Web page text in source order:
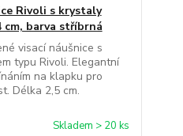
Rivoli s krystaly
cm, barva stříbrná
visací náušnice s
typu Rivoli. Elegantní
na klapku pro
Délka 2,5 cm.
Skladem > 20 ks